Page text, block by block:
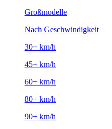
Großmodelle
Nach Geschwindigkeit
30+ km/h
45+ km/h
60+ km/h
80+ km/h
90+ km/h